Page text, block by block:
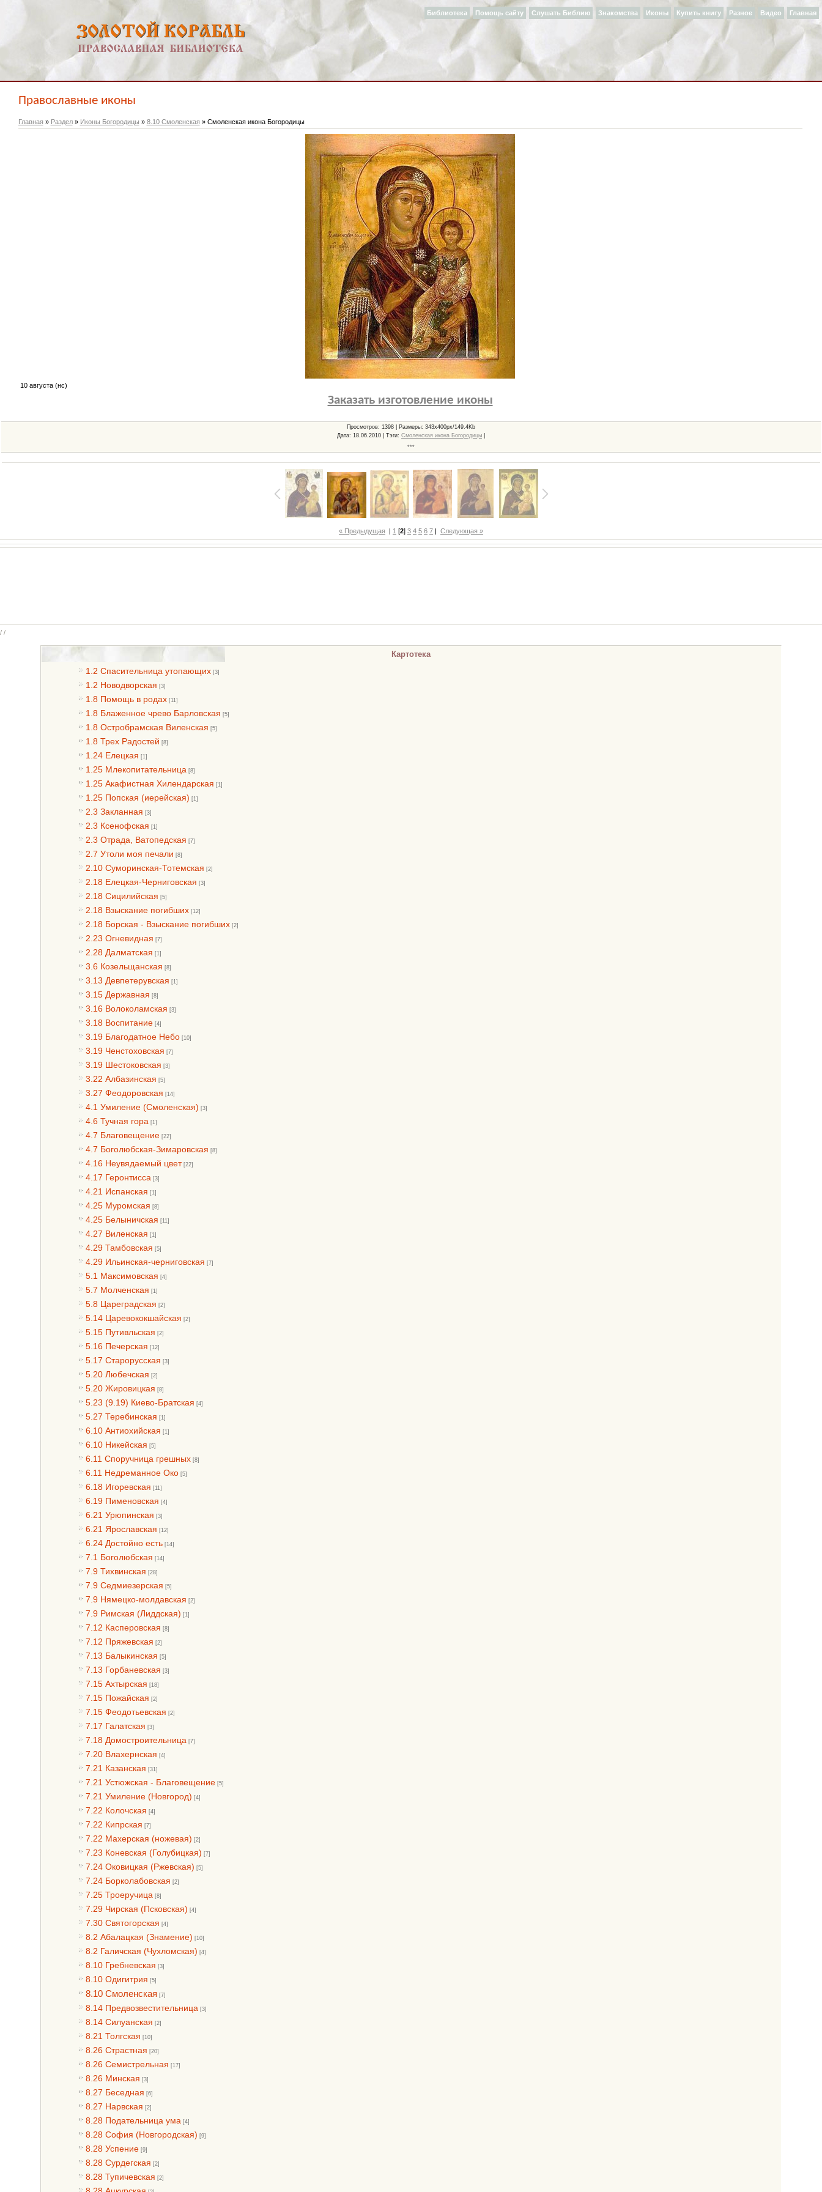
Главная
Видео
Разное
Купить книгу
Иконы
Знакомства
Слушать Библию
Помощь сайту
Библиотека
Православные иконы
Главная » Раздел» Иконы Богородицы » 8.10 Смоленская » Смоленская икона Богородицы
10 августа (нс)
Заказать изготовление иконы
Просмотров: 1398 | Размеры: 343x400px/149.4Kb
Дата: 18.06.2010 | Тэги: Смоленская икона Богородицы
***
« Предыдущая | 1 [2] 3 4 5 6 7 | Следующая »
/ /
Картотека
1.2 Спасительница утопающих [3]
1.2 Новодворская [3]
1.8 Помощь в родах [11]
1.8 Блаженное чрево Барловская [5]
1.8 Остробрамская Виленская [5]
1.8 Трех Радостей [8]
1.24 Елецкая [1]
1.25 Млекопитательница [8]
1.25 Акафистная Хилендарская [1]
1.25 Попская (иерейская) [1]
2.3 Закланная [3]
2.3 Ксенофская [1]
2.3 Отрада, Ватопедская [7]
2.7 Утоли моя печали [8]
2.10 Суморинская-Тотемская [2]
2.18 Елецкая-Черниговская [3]
2.18 Сицилийская [5]
2.18 Взыскание погибших [12]
2.18 Борская - Взыскание погибших [2]
2.23 Огневидная [7]
2.28 Далматская [1]
3.6 Козельщанская [8]
3.13 Девпетерувская [1]
3.15 Державная [8]
3.16 Волоколамская [3]
3.18 Воспитание [4]
3.19 Благодатное Небо [10]
3.19 Ченстоховская [7]
3.19 Шестоковская [3]
3.22 Албазинская [5]
3.27 Феодоровская [14]
4.1 Умиление (Смоленская) [3]
4.6 Тучная гора [1]
4.7 Благовещение [22]
4.7 Боголюбская-Зимаровская [8]
4.16 Неувядаемый цвет [22]
4.17 Геронтисса [3]
4.21 Испанская [1]
4.25 Муромская [8]
4.25 Белыничская [11]
4.27 Виленская [1]
4.29 Тамбовская [5]
4.29 Ильинская-черниговская [7]
5.1 Максимовская [4]
5.7 Молченская [1]
5.8 Цареградская [2]
5.14 Царевококшайская [2]
5.15 Путивльская [2]
5.16 Печерская [12]
5.17 Старорусская [3]
5.20 Любечская [2]
5.20 Жировицкая [8]
5.23 (9.19) Киево-Братская [4]
5.27 Теребинская [1]
6.10 Антиохийская [1]
6.10 Никейская [5]
6.11 Споручница грешных [8]
6.11 Недреманное Око [5]
6.18 Игоревская [11]
6.19 Пименовская [4]
6.21 Урюпинская [3]
6.21 Ярославская [12]
6.24 Достойно есть [14]
7.1 Боголюбская [14]
7.9 Тихвинская [28]
7.9 Седмиезерская [5]
7.9 Нямецко-молдавская [2]
7.9 Римская (Лиддская) [1]
7.12 Касперовская [8]
7.12 Пряжевская [2]
7.13 Балыкинская [5]
7.13 Горбаневская [3]
7.15 Ахтырская [18]
7.15 Пожайская [2]
7.15 Феодотьевская [2]
7.17 Галатская [3]
7.18 Домостроительница [7]
7.20 Влахернская [4]
7.21 Казанская [31]
7.21 Устюжская - Благовещение [5]
7.21 Умиление (Новгород) [4]
7.22 Колочская [4]
7.22 Кипрская [7]
7.22 Махерская (ножевая) [2]
7.23 Коневская (Голубицкая) [7]
7.24 Оковицкая (Ржевская) [5]
7.24 Борколабовская [2]
7.25 Троеручица [8]
7.29 Чирская (Псковская) [4]
7.30 Святогорская [4]
8.2 Абалацкая (Знамение) [10]
8.2 Галичская (Чухломская) [4]
8.10 Гребневская [3]
8.10 Одигитрия [5]
8.10 Смоленская [7]
8.14 Предвозвестительница [3]
8.14 Силуанская [2]
8.21 Толгская [10]
8.26 Страстная [20]
8.26 Семистрельная [17]
8.26 Минская [3]
8.27 Беседная [6]
8.27 Нарвская [2]
8.28 Подательница ума [4]
8.28 София (Новгородская) [9]
8.28 Успение [9]
8.28 Сурдегская [2]
8.28 Тупичевская [2]